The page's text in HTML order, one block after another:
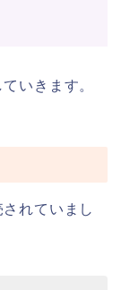
いきます。
れていまし